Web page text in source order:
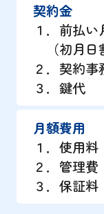
契約金
１．前払い
（初月日
２．契約事
３．鍵代
月額費用
１．使用料
２．管理費
３．保証料